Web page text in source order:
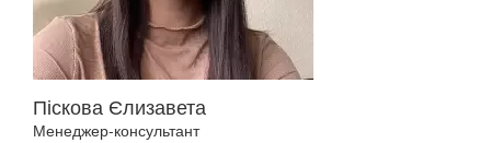
Піскова Єлизавета
Менеджер-консультант